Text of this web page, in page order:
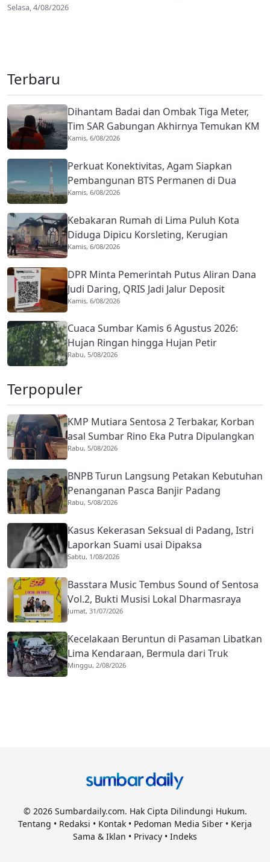
Selasa, 4/08/2026
Terbaru
Dihantam Badai dan Ombak Tiga Meter,
Tim SAR Gabungan Akhirnya Temukan KM
Halim Wijaya
Kamis, 6/08/2026
Perkuat Konektivitas, Agam Siapkan
Pembangunan BTS Permanen di Dua
Jorong
Kamis, 6/08/2026
Kebakaran Rumah di Lima Puluh Kota
Diduga Dipicu Korsleting, Kerugian
Tembus Rp1 Miliar
Kamis, 6/08/2026
DPR Minta Pemerintah Putus Aliran Dana
Judi Daring, QRIS Jadi Jalur Deposit
Terbesar
Kamis, 6/08/2026
Cuaca Sumbar Kamis 6 Agustus 2026:
Hujan Ringan hingga Hujan Petir
Berpotensi Terjadi
Rabu, 5/08/2026
Terpopuler
KMP Mutiara Sentosa 2 Terbakar, Korban
asal Sumbar Rino Eka Putra Dipulangkan
ke Agam
Rabu, 5/08/2026
BNPB Turun Langsung Petakan Kebutuhan
Penanganan Pasca Banjir Padang
Rabu, 5/08/2026
Kasus Kekerasan Seksual di Padang, Istri
Laporkan Suami usai Dipaksa
Berhubungan dengan Pria Asing
Sabtu, 1/08/2026
Basstara Music Tembus Sound of Sentosa
Vol.2, Bukti Musisi Lokal Dharmasraya
Mampu Bersaing di Panggung Nasional
Jumat, 31/07/2026
Kecelakaan Beruntun di Pasaman Libatkan
Lima Kendaraan, Bermula dari Truk
Diduga Rem Blong
Minggu, 2/08/2026
© 2026 Sumbardaily.com. Hak Cipta Dilindungi Hukum.
Tentang • Redaksi • Kontak • Pedoman Media Siber • Kerja
Sama & Iklan • Privacy • Indeks